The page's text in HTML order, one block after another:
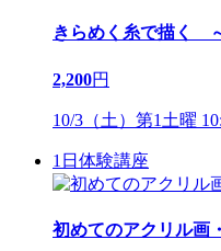
きらめく糸で描く
2,200円
10/3（土）第1土曜
1日体験講座
初めてのアクリル画